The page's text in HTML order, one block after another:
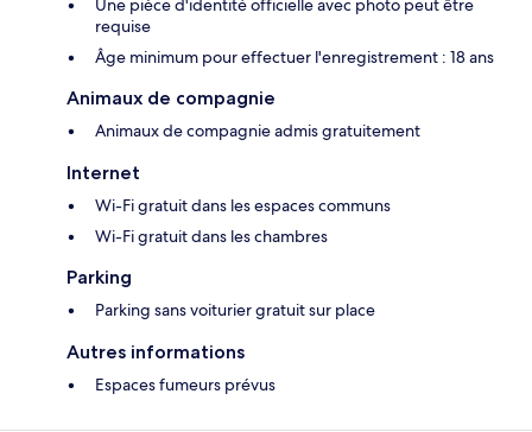
Une pièce d'identité officielle avec photo peut être
requise
Âge minimum pour effectuer l'enregistrement : 18 ans
Animaux de compagnie
Animaux de compagnie admis gratuitement
Internet
Wi-Fi gratuit dans les espaces communs
Wi-Fi gratuit dans les chambres
Parking
Parking sans voiturier gratuit sur place
Autres informations
Espaces fumeurs prévus